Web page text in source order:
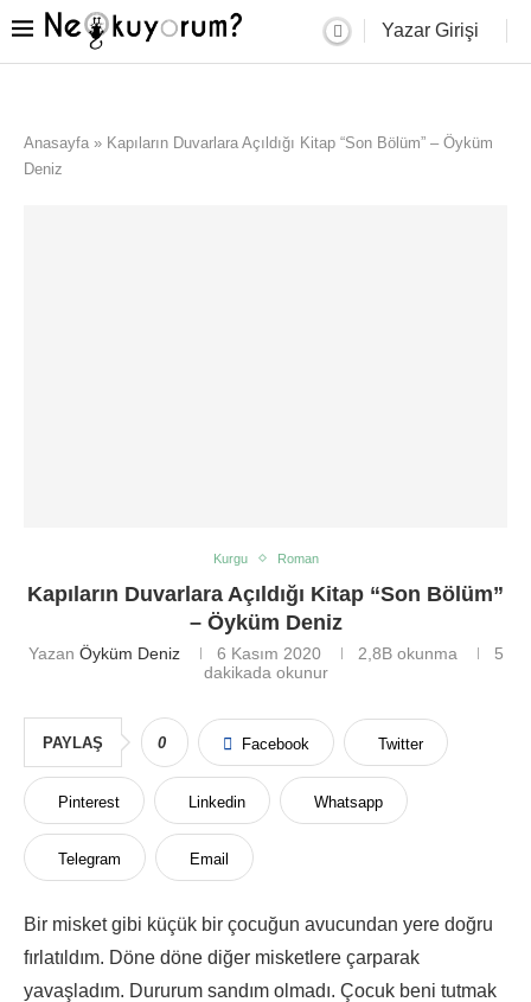
Yazar Girişi
Anasayfa » Kapıların Duvarlara Açıldığı Kitap “Son Bölüm” – Öyküm
Deniz
Kurgu Roman
Kapıların Duvarlara Açıldığı Kitap “Son Bölüm”
– Öyküm Deniz
Yazan Öyküm Deniz 6 Kasım 2020 2,8Bokunma
5
dakikada okunur
PAYLAŞ 0 Facebook Twitter
Pinterest Linkedin Whatsapp
Telegram Email
Bir misket gibi küçük bir çocuğun avucundan yere doğru
fırlatıldım. Döne döne diğer misketlere çarparak
yavaşladım. Dururum sandım olmadı. Çocuk beni tutmak